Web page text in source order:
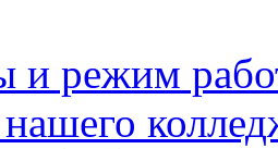
и режим